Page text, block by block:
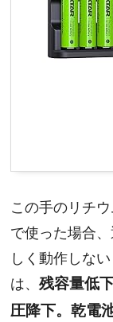
この手のリチ
で使った場合
しく動作しな
は、残容量低
圧降下。乾電